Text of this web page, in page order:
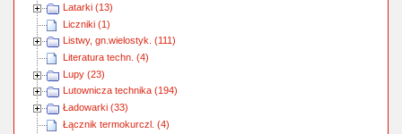
Latarki (13)
Liczniki (1)
Listwy, gn.wielostyk. (111)
Literatura techn. (4)
Lupy (23)
Lutownicza technika (194)
Ładowarki (33)
Łącznik termokurczl. (4)